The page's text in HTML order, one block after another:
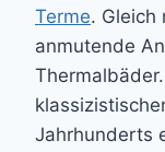
Terme. Gleich
anmutende
Jahrhunderts